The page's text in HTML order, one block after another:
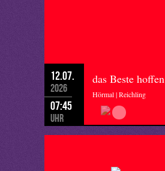
12.07.
2026
07:45
Uhr
das Beste hoffen
Hörmal | Reichling